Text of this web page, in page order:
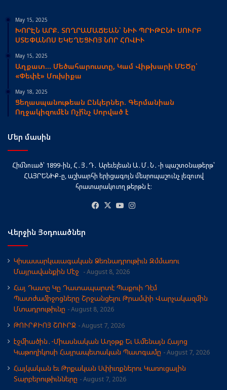
May 15, 2025
ԽՈՐԷՆ ԱՐՔ. ՏՈՂՐԱՄԱՃԵԱՆ՝ ՆԻՒ ՊՐԻԹԸՆԻ ՍՈՒՐԲ
ՍՏԵՓԱՆՈՍ ԵԿԵՂԵՑՒՈՅ ՆՈՐ ՀՈՎԻՒ
May 15, 2025
Աղքատ… Մեծահարուստը, Կամ Վիթխարի ՄԵԾը՝
«Փեփէ» Մուխիքա
May 18, 2025
Ցեղասպանութեան Ընկերներ. Գերմանիան
Ողջակիզումէն Ոչի՞նչ Սորված է
Մեր մասին
Հիմնուած՝ 1899-ին, Հ․Յ․Դ․ Արեւելեան Ա․Մ․Ն․-ի պաշտօնաթերթ՝
ՀԱՅՐԵՆԻՔ-ը, աշխարհի երիցագոյն մեսրոպաշունչ լեզուով
հրատարակուող թերթն է։
Facebook
X YouTube
Վերջին Յօդուածներ
Կիսասարկաւագական Ձեռնադրութիւն Զմմառու
Մայրավանքին Մէջ
August 8, 2026
Հայ Դատը Կը Դատապարտէ Պաքուի Դէմ
Պատժամիջոցները Շրջանցելու Թրամփի Վարչակազմին
Մտադրութիւնը
August 8, 2026
ԹՈՒՐՔԻՈՅ ՇՈՒՐՋ August 7, 2026
էջմիածին․-Միասնական Աղօթք Եւ Ամենայն Հայոց
Կաթողիկոսի Հայրապետական Պատգամը
August 7, 2026
Հայկական եւ Թրքական Սփիւռքներու Կառուցային
Տարբերութիւնները
August 7, 2026